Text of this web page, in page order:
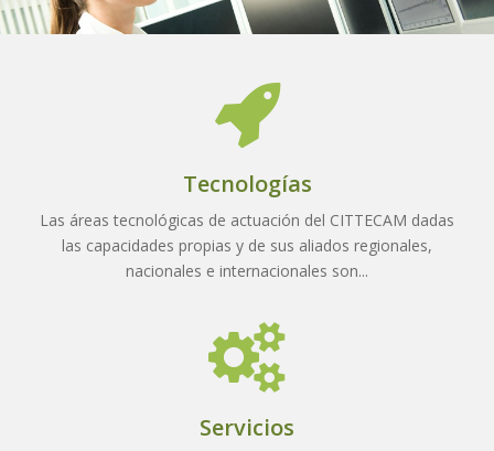
Tecnologías
Las áreas tecnológicas de actuación del CITTECAM dadas
las capacidades propias y de sus aliados regionales,
nacionales e internacionales son...
Servicios